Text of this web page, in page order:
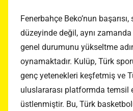
Fenerbahçe Beko’nun
düzeyinde değil, aynı
genel durumunu yükseltme
oynamaktadır. Kulüp, Türk
genç yetenekleri keşfetmiş ve
uluslararası platformda temsil
üstlenmiştir. Bu, Türk